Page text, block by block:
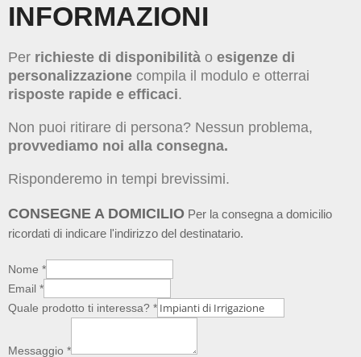
INFORMAZIONI
Per richieste di disponibilità o esigenze di
personalizzazione compila il modulo e otterrai
risposte rapide e efficaci.
Non puoi ritirare di persona? Nessun problema,
provvediamo noi alla consegna.
Risponderemo in tempi brevissimi.
CONSEGNE A DOMICILIO Per la consegna a domicilio
ricordati di indicare l'indirizzo del destinatario.
Nome *
Email *
Quale prodotto ti interessa? *
Messaggio *